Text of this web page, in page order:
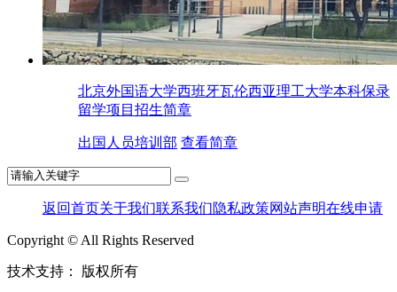
北京外国语大学西班牙瓦伦西亚理工大学本科保录
留学项目招生简章
出国人员培训部 查看简章
返回首页关于我们联系我们隐私政策网站声明在线申请
Copyright © All Rights Reserved
技术支持： 版权所有